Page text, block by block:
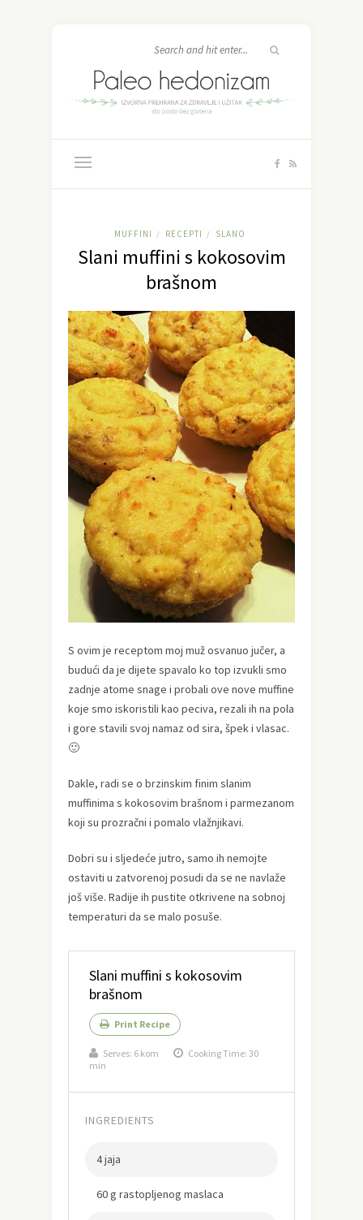
MUFFINI / RECEPTI / SLANO
Slani muffini s kokosovim
brašnom
S ovim je receptom moj muž osvanuo jučer, a
budući da je dijete spavalo ko top izvukli smo
zadnje atome snage i probali ove nove muffine
koje smo iskoristili kao peciva, rezali ih na pola
i gore stavili svoj namaz od sira, špek i vlasac.
🙂
Dakle, radi se o brzinskim finim slanim
muffinima s kokosovim brašnom i parmezanom
koji su prozračni i pomalo vlažnjikavi.
Dobri su i sljedeće jutro, samo ih nemojte
ostaviti u zatvorenoj posudi da se ne navlaže
još više. Radije ih pustite otkrivene na sobnoj
temperaturi da se malo posuše.
Slani muffini s kokosovim
brašnom
Print Recipe
Serves: 6 kom
Cooking Time: 30
min
INGREDIENTS
4 jaja
60 g rastopljenog maslaca